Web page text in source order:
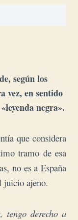
según los
vez, en sentido
negra».
que considera
tramo de esa
no es a España
juicio ajeno.
tengo derecho a